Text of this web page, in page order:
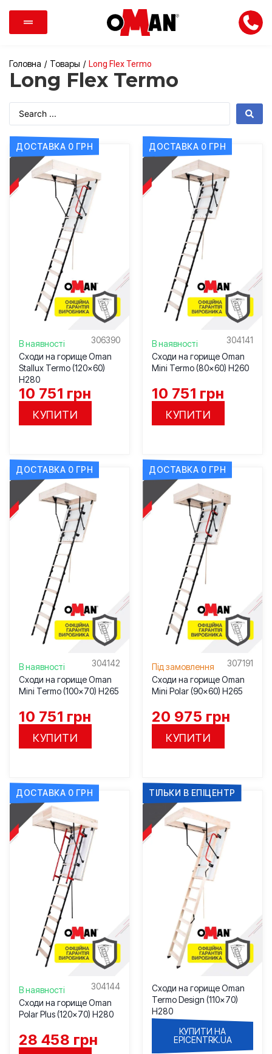
Головна / Товары / Long Flex Termo
Long Flex Termo
ДОСТАВКА 0 ГРН
В наявності
306390
Сходи на горище Oman
Stallux Termo (120×60)
H280
10 751 грн
КУПИТИ
ДОСТАВКА 0 ГРН
В наявності
304141
Сходи на горище Oman
Mini Termo (80×60) H260
10 751 грн
КУПИТИ
ДОСТАВКА 0 ГРН
В наявності
304142
Сходи на горище Oman
Mini Termo (100×70) H265
10 751 грн
КУПИТИ
ДОСТАВКА 0 ГРН
Під замовлення
307191
Сходи на горище Oman
Mini Polar (90×60) H265
20 975 грн
КУПИТИ
ДОСТАВКА 0 ГРН
В наявності
304144
Сходи на горище Oman
Polar Plus (120×70) H280
28 458 грн
ТІЛЬКИ В ЕПІЦЕНТР
Сходи на горище Oman
Termo Design (110×70)
H280
КУПИТИ НА
EPICENTRK.UA